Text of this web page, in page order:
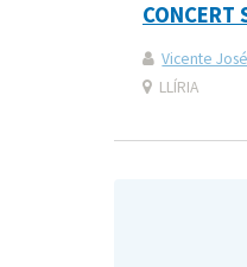
CONCERT
Vicente
LLÍRIA